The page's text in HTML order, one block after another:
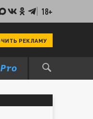
18+
РЕКЛАМУ